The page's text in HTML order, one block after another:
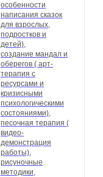
особенности
написания сказок
для взрослых,
подростков и
детей),
создание мандал и
оберегов ( арт-
терапия с
ресурсами и
кризисными
психологическими
состояниями),
песочная терапия (
видео-
демонстрация
работы),
рисуночные
методики,